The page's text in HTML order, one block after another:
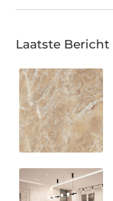
Laatste Bericht